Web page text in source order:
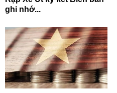
ghi nhớ...